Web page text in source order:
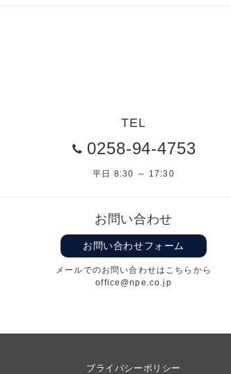
TEL
0258-94-4753
平日 8:30 ～ 17:30
お問い合わせ
お問い合わせフォーム
メールでのお問い合わせはこちらから
office@npe.co.jp
プライバシーポリシー